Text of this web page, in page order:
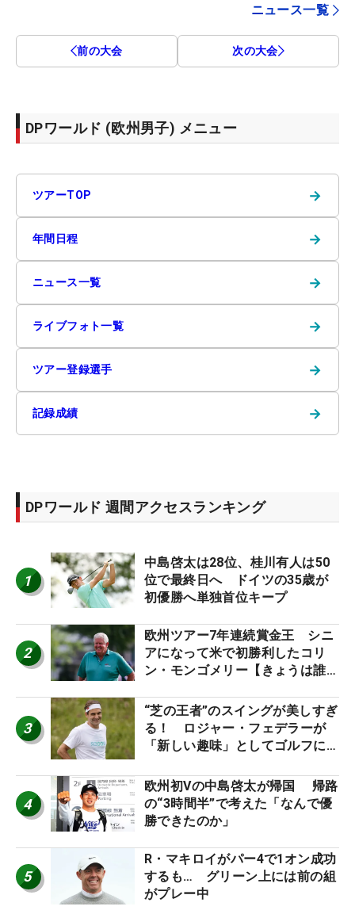
ニュース一覧
前の大会 次の大会
DPワールド (欧州男子) メニュー
ツアーTOP →
年間日程 →
ニュース一覧 →
ライブフォト一覧 →
ツアー登録選手 →
記録成績 →
DPワールド 週間アクセスランキング
1
中島啓太は28位、桂川有人は50
位で最終日へ ドイツの35歳が
初優勝へ単独首位キープ
2
欧州ツアー7年連続賞金王 シニ
アになって米で初勝利したコリ
ン・モンゴメリー【きょうは誰の
3
“芝の王者”のスイングが美しすぎ
る！ ロジャー・フェデラーが
「新しい趣味」としてゴルフに挑
4
欧州初Vの中島啓太が帰国 帰路
の“3時間半”で考えた「なんで優
勝できたのか」
5
R・マキロイがパー4で1オン成功
するも… グリーン上には前の組
がプレー中